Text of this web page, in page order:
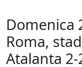
Domenica
Roma,
Atalanta 2-